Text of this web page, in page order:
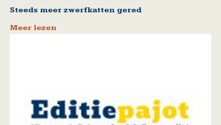
Steeds meer zwerfkatten gered
Meer lezen